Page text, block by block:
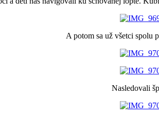
A potom sa už všetci spolu
Nasledovali